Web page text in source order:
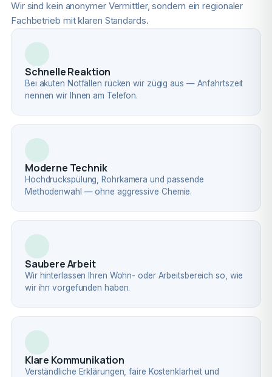
Wir sind kein anonymer Vermittler, sondern ein regionaler
Fachbetrieb mit klaren Standards.
Schnelle Reaktion
Bei akuten Notfällen rücken wir zügig aus — Anfahrtszeit
nennen wir Ihnen am Telefon.
Moderne Technik
Hochdruckspülung, Rohrkamera und passende
Methodenwahl — ohne aggressive Chemie.
Saubere Arbeit
Wir hinterlassen Ihren Wohn- oder Arbeitsbereich so, wie
wir ihn vorgefunden haben.
Klare Kommunikation
Verständliche Erklärungen, faire Kostenklarheit und